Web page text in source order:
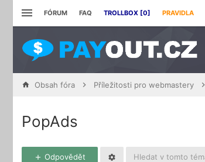
FÓRUM FAQ TROLLBOX [0] PRAVIDLA
Obsah fóra Příležitosti pro webmastery
PopAds
Odpovědět